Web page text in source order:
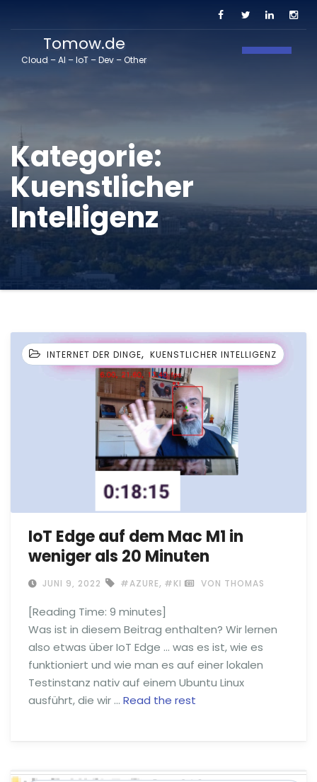
Tomow.de
Cloud – AI – IoT – Dev – Other
Kategorie:
Kuenstlicher
Intelligenz
INTERNET DER DINGE, KUENSTLICHER INTELLIGENZ
IoT Edge auf dem Mac M1 in
weniger als 20 Minuten
JUNI 9, 2022 #AZURE, #KI VON THOMAS
[Reading Time: 9 minutes]
Was ist in diesem Beitrag enthalten? Wir lernen
also etwas über IoT Edge … was es ist, wie es
funktioniert und wie man es auf einer lokalen
Testinstanz nativ auf einem Ubuntu Linux
ausführt, die wir … Read the rest